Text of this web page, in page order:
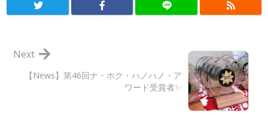
【News】第46回ナ・ホク・ハノハノ・ア
ワード受賞者✨
Next